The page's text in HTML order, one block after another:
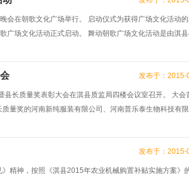
会在朝歌文化广场举行。 启动仪式为获得广场文化活动
广场文化活动正式启动。 舞动朝歌广场文化活动是由淇
发布于：2015-
长质量奖表彰大会在淇县质监局四楼会议室召开。 大会
量奖的河南新纯服装有限公司、河南普乐泰生物科技有限
发布于：2015-
精神，按照《淇县2015年农业机械购置补贴实施方案》